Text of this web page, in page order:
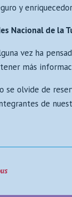
y
Nacional de la
vez ha
más
se olvide de
de